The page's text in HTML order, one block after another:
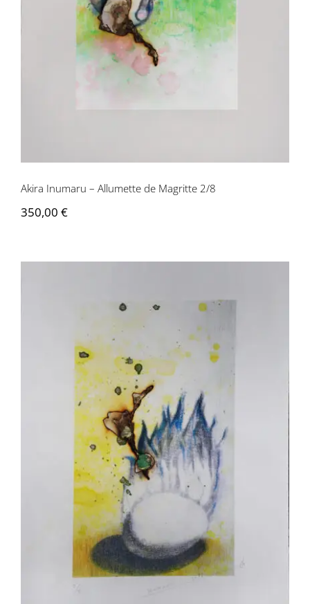
Akira Inumaru – Allumette de Magritte 2/8
350,00 €
Akira Inumaru – Echelle de feu 2/8